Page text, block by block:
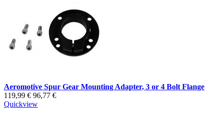
Aeromotive Spur Gear Mounting Adapter, 3 or 4 Bolt Flange
119,99 € 96,77 €
Quickview